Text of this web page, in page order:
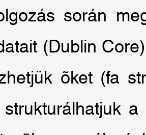
során
(Dublin
õket (fa